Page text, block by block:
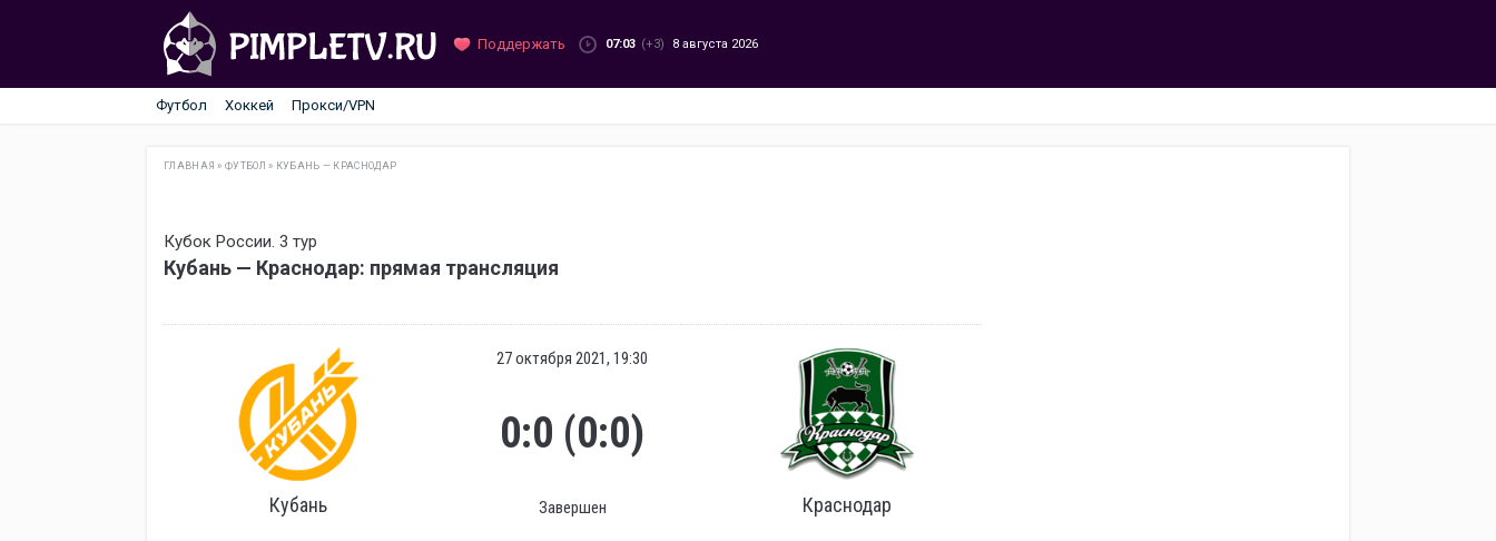
Поддержать 07:03 (+3) 8 августа 2026
Футбол Хоккей Прокси/VPN
ГЛАВНАЯ »ФУТБОЛ » КУБАНЬ — КРАСНОДАР
Кубок России. 3 тур
Кубань — Краснодар: прямая трансляция
Кубань
27 октября 2021, 19:30
0:0 (0:0)
Завершен Краснодар